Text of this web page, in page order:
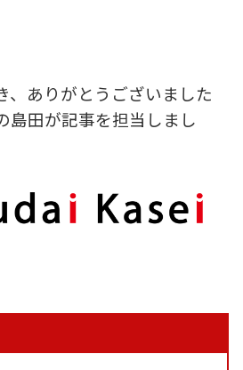
、ありがとうございました
島田が記事を担当しまし